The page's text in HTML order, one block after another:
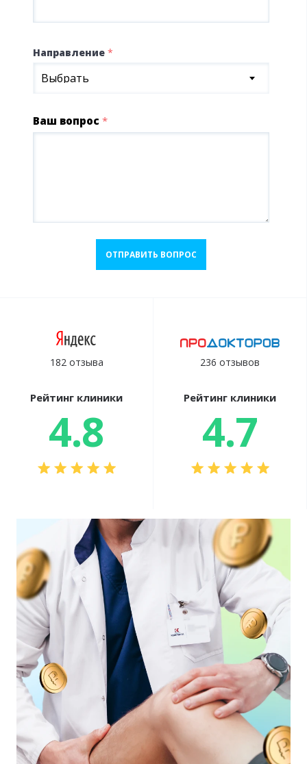
Направление *
Выбрать
Ваш вопрос *
ОТПРАВИТЬ ВОПРОС
182 отзыва
Рейтинг клиники
4.8
236 отзывов
Рейтинг клиники
4.7